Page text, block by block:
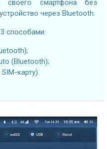
своего смартфона без
через Bluetooth.
способами:
(Bluetooth);
карту).